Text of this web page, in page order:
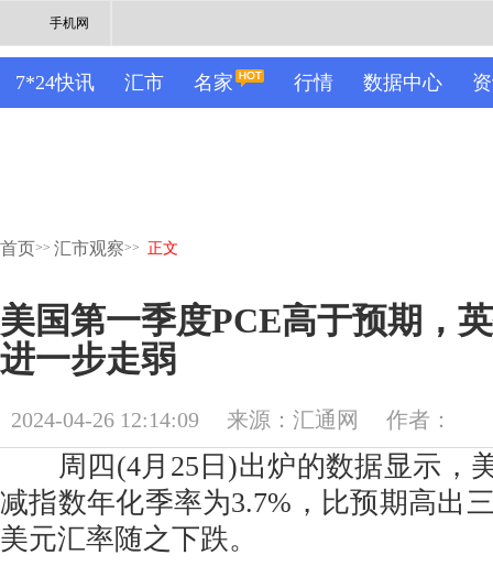
手机网
7*24快讯 汇市 名家 行情 数据中心
首页>> 汇市观察>> 正文
美国第一季度PCE高于预期，
进一步走弱
2024-04-26 12:14:09 来源：汇通网 作者：
周四(4月25日)出炉的数据显示，
减指数年化季率为3.7%，比预期高出
美元汇率随之下跌。